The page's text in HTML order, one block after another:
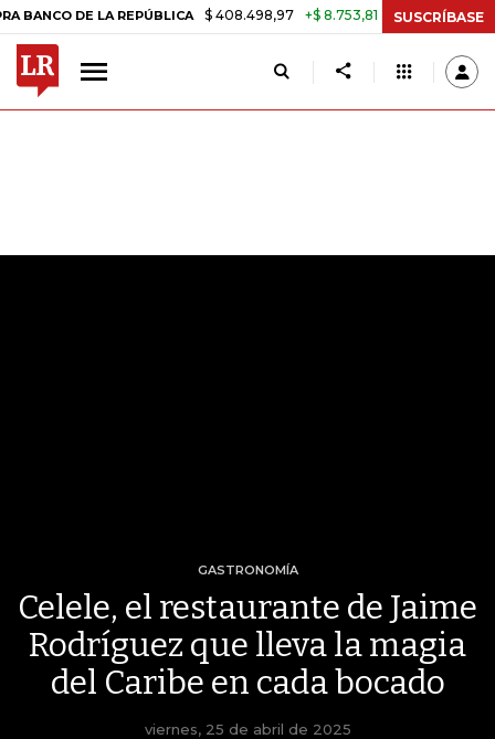
$ 408.498,97 +$ 8.753,81 +2,19% TASA DE USURASUSCRÍBASE
GASTRONOMÍA
Celele, el restaurante de Jaime
Rodríguez que lleva la magia
del Caribe en cada bocado
viernes, 25 de abril de 2025